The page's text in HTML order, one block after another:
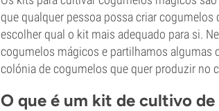
que qualquer pessoa possa criar
escolher qual o kit mais adequado para si.
cogumelos mágicos e partilhamos algumas
colónia de cogumelos que quer produzir no
O que é um kit de cultivo